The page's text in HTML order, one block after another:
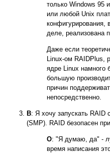
только Windows 95
или любой Unix
деле, реализована
Даже если
Linux-ом RAIDPlus,
ядре Linux намного
большую
причин
непосредственно.
В: Я хочу запускать RAID
(SMP). RAID безопасен
О: "Я думаю, да" -
время написания